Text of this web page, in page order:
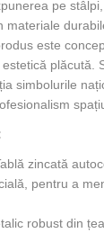
pe
materiale
este
plăcută.
simbolurile
zincată
pentru a
robust din